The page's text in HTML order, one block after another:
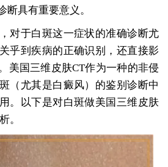
断具有重要意义。
对于白斑这一症状的准确诊断尤
乎到疾病的正确识别，还直接影
美国三维皮肤CT作为一种的非侵
（尤其是白癜风）的鉴别诊断中
。以下是对白斑做美国三维皮肤
。